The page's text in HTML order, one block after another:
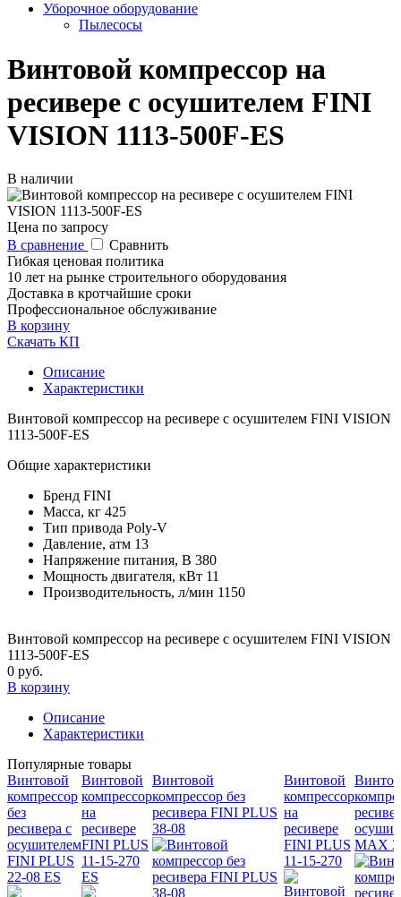
Уборочное оборудование
Пылесосы
Винтовой компрессор на
ресивере с осушителем FINI
VISION 1113-500F-ES
В наличии
Цена по запросу
В сравнение
Сравнить
Гибкая ценовая политика
10 лет на рынке строительного оборудования
Доставка в кротчайшие сроки
Профессиональное обслуживание
В корзину
Скачать КП
Описание
Характеристики
Винтовой компрессор на ресивере с осушителем FINI VISION
1113-500F-ES
Общие характеристики
Бренд FINI
Масса, кг 425
Тип привода Poly-V
Давление, атм 13
Напряжение питания, В 380
Мощность двигателя, кВт 11
Производительность, л/мин 1150
Винтовой компрессор на ресивере с осушителем FINI VISION
1113-500F-ES
0 руб.
В корзину
Описание
Характеристики
Популярные товары
Винтовой
компрессор
без
ресивера с
осушителем
FINI PLUS
22-08 ES
Винтовой
компрессор
на
ресивере
FINI PLUS
11-15-270
ES
Винтовой
компрессор без
ресивера FINI PLUS
38-08
Винтовой
компрессор
на
ресивере
FINI PLUS
11-15-270
MAX